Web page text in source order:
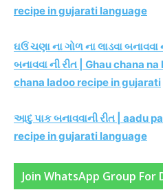
recipe in gujarati language
ઘઉં ચણા ના ગોળ ના લાડવા બનાવવા
બનાવવા ની રીત | Ghau chana
chana ladoo recipe in gujarati
આદુ પાક બનાવવાની રીત | aadu
recipe in gujarati language
Join WhatsApp Group For